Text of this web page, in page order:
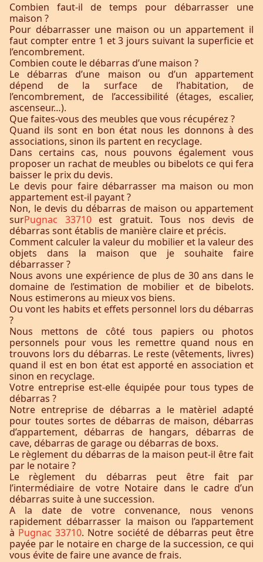
Combien faut-il de temps pour débarrasser une
maison ?
Pour débarrasser une maison ou un appartement il
faut compter entre 1 et 3 jours suivant la superficie et
l’encombrement.
Combien coute le débarras d’une maison ?
Le débarras d’une maison ou d’un appartement
dépend de la surface de l’habitation, de
l’encombrement, de l’accessibilité (étages, escalier,
ascenseur…).
Que faites-vous des meubles que vous récupérez ?
Quand ils sont en bon état nous les donnons à des
associations, sinon ils partent en recyclage.
Dans certains cas, nous pouvons également vous
proposer un rachat de meubles ou bibelots ce qui fera
baisser le prix du devis.
Le devis pour faire débarrasser ma maison ou mon
appartement est-il payant ?
Non, le devis du débarras de maison ou appartement
surPugnac 33710 est gratuit. Tous nos devis de
débarras sont établis de manière claire et précis.
Comment calculer la valeur du mobilier et la valeur des
objets dans la maison que je souhaite faire
débarrasser ?
Nous avons une expérience de plus de 30 ans dans le
domaine de l’estimation de mobilier et de bibelots.
Nous estimerons au mieux vos biens.
Ou vont les habits et effets personnel lors du débarras
?
Nous mettons de côté tous papiers ou photos
personnels pour vous les remettre quand nous en
trouvons lors du débarras. Le reste (vêtements, livres)
quand il est en bon état est apporté en association et
sinon en recyclage.
Votre entreprise est-elle équipée pour tous types de
débarras ?
Notre entreprise de débarras a le matèriel adapté
pour toutes sortes de débarras de maison, débarras
d’appartement, débarras de hangars, débarras de
cave, débarras de garage ou débarras de boxs.
Le règlement du débarras de la maison peut-il être fait
par le notaire ?
Le règlement du débarras peut être fait par
l’intermédiaire de votre Notaire dans le cadre d’un
débarras suite à une succession.
A la date de votre convenance, nous venons
rapidement débarrasser la maison ou l’appartement
à Pugnac 33710. Notre société de débarras peut être
payée par le notaire en charge de la succession, ce qui
vous évite de faire une avance de frais.